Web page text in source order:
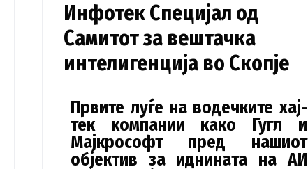
Инфотек Специјал од
Самитот за вештачка
интелигенција во Скопје
Првите луѓе на водечките хај-
тек компании како Гугл и
Мајкрософт пред нашиот
објектив за иднината на АИ